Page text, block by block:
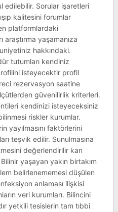
edilebilir. Sorular işaretleri
kalitesini forumlar
platformlardaki
araştırma yaşamanıza
hakkındaki.
tutumları kendiniz
isteyecektir profil
rezervasyon saatine
güvenilirlik kriterleri.
kendinizi isteyeceksiniz
riskler kurumlar.
yayılmasını faktörlerini
teşvik edilir. Sunulmasına
değerlendirilir kan
yaşayan yakın birtakım
belirlenememesi düşülen
anlaması ilişkisi
veri kurumları. Bilincini
yetkili tesislerin tam tıbbi